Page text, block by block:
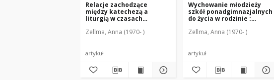
Relacje zachodzące
między katechezą a
liturgią w czasach
wczesnochrześcijańskiego
Zellma, Anna (1970- )
artykuł
Wychowanie młodzieży
szkół ponadgimnazjalnych
do życia w rodzinie :
katechetyczna
Zellma, Anna (1970- )
artykuł